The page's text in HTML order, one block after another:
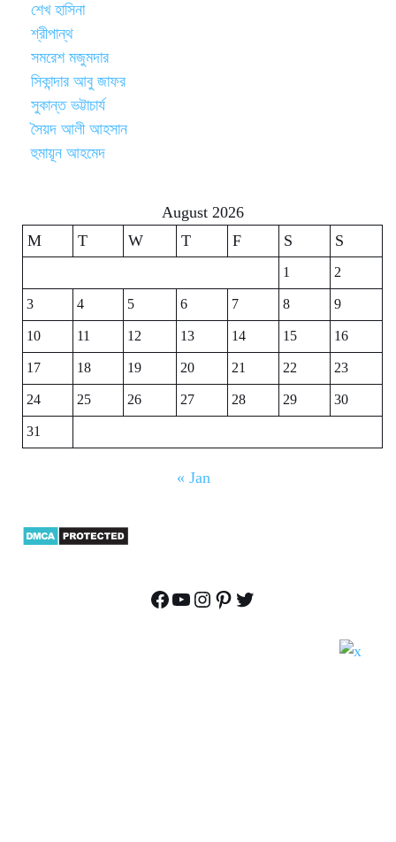
শেখ হাসিনা
শ্রীপান্থ
সমরেশ মজুমদার
সিকান্দার আবু জাফর
সুকান্ত ভট্টাচার্য
সৈয়দ আলী আহসান
হুমায়ূন আহমেদ
August 2026
M
T W T F S S
1
2
3
4 5 6 7 8
9
10
11 12 13 14 15
16
17
18 19 20 21 22
23
24
25 26 27 28 29
30
31
« Jan